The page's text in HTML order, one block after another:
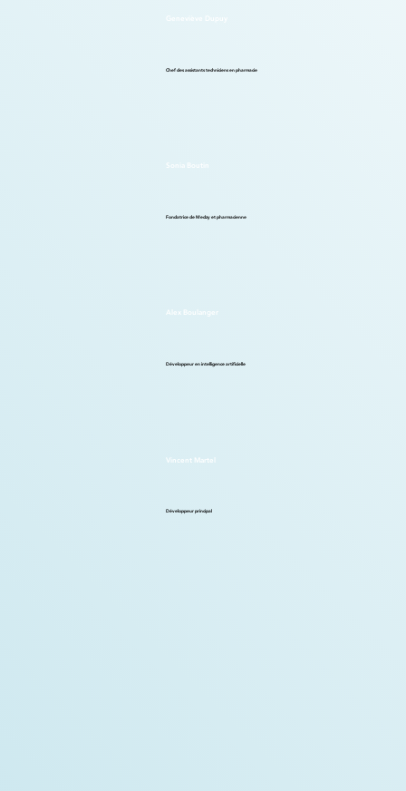
Geneviève Dupuy
Chef des assistants techniciens en pharmacie
Sonia Boutin
Fondatrice de Medzy et pharmacienne
Alex Boulanger
Développeur en intelligence artificielle
Vincent Martel
Développeur principal